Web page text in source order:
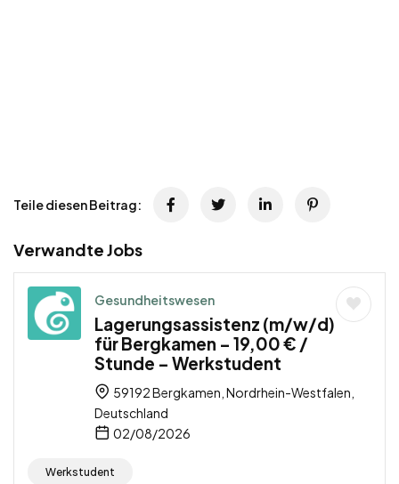
Teile diesen Beitrag:
Verwandte Jobs
Gesundheitswesen
Lagerungsassistenz (m/w/d)
für Bergkamen – 19,00 € /
Stunde – Werkstudent
59192 Bergkamen, Nordrhein-Westfalen,
Deutschland
02/08/2026
Werkstudent